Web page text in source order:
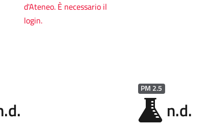
d'Ateneo. È necessario il
login.
PM 2.5
n.d.